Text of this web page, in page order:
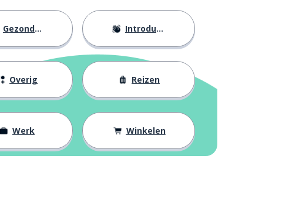
Gezondheid Introducties
Overig Reizen
Werk Winkelen